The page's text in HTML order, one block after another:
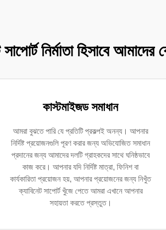
নির্মাতা হিসাবে আমাদের
কাস্টমাইজড সমাধান
আমরা বুঝতে পারি যে প্রতিটি প্রকল্পই অনন্য। আপনার
নির্দিষ্ট প্রয়োজনগুলি পূরণ করার জন্য অভিযোজিত সমাধান
প্রদানের জন্য আমাদের দলটি গ্রাহকদের সাথে ঘনিষ্ঠভাবে
কাজ করে। আপনার যদি নির্দিষ্ট মাত্রা, ফিনিশ বা
কার্যকারিতা প্রয়োজন হয়, আপনার প্রয়োজনের জন্য নিখুঁত
ক্যাবিনেট সাপোর্ট খুঁজে পেতে আমরা এখানে আপনার
সহায়তা করতে প্রস্তুত।